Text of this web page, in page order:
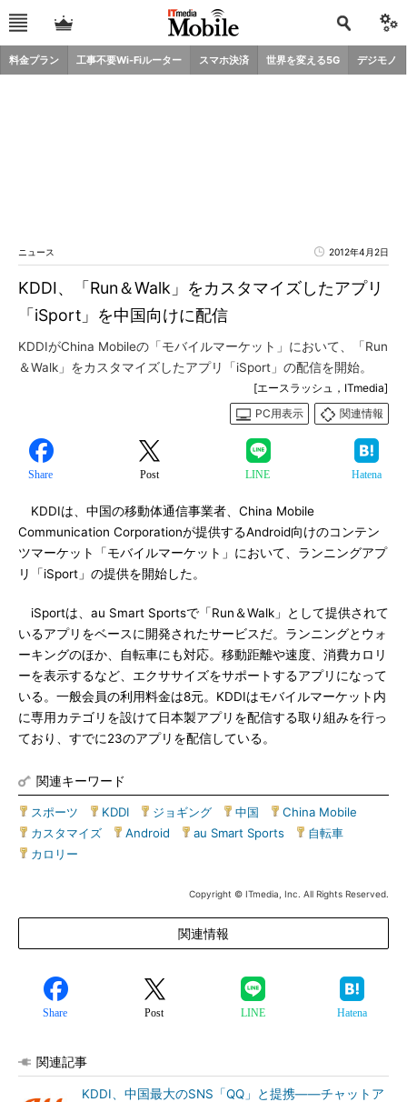
料金プラン 工事不要Wi-Fiルーター スマホ決済 世界を変える5G デジモノ
ニュース 2012年4月2日
KDDI、「Run＆Walk」をカスタマイズしたアプリ
「iSport」を中国向けに配信
KDDIがChina Mobileの「モバイルマーケット」において、「Run
＆Walk」をカスタマイズしたアプリ「iSport」の配信を開始。
[エースラッシュ，ITmedia]
PC用表示
関連情報
Share Post LINE Hatena
KDDIは、中国の移動体通信事業者、China Mobile
Communication Corporationが提供するAndroid向けのコンテン
ツマーケット「モバイルマーケット」において、ランニングアプ
リ「iSport」の提供を開始した。
iSportは、au Smart Sportsで「Run＆Walk」として提供されて
いるアプリをベースに開発されたサービスだ。ランニングとウォ
ーキングのほか、自転車にも対応。移動距離や速度、消費カロリ
ーを表示するなど、エクササイズをサポートするアプリになって
いる。一般会員の利用料金は8元。KDDIはモバイルマーケット内
に専用カテゴリを設けて日本製アプリを配信する取り組みを行っ
ており、すでに23のアプリを配信している。
関連キーワード
スポーツ KDDI ジョギング 中国 China Mobile
カスタマイズ
Android au Smart Sports 自転車
カロリー
Copyright © ITmedia, Inc. All Rights Reserved.
関連情報
Share Post LINE Hatena
関連記事
KDDI、中国最大のSNS「QQ」と提携――チャットア